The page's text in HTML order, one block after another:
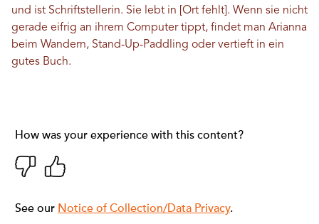
und ist Schriftstellerin. Sie lebt in [Ort fehlt]. Wenn sie nicht
gerade eifrig an ihrem Computer tippt, findet man Arianna
beim Wandern, Stand-Up-Paddling oder vertieft in ein
gutes Buch.